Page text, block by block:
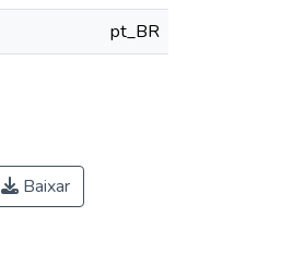
pt_BR
Baixar